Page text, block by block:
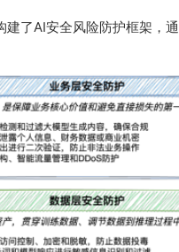
了AI安全风险防护框架，